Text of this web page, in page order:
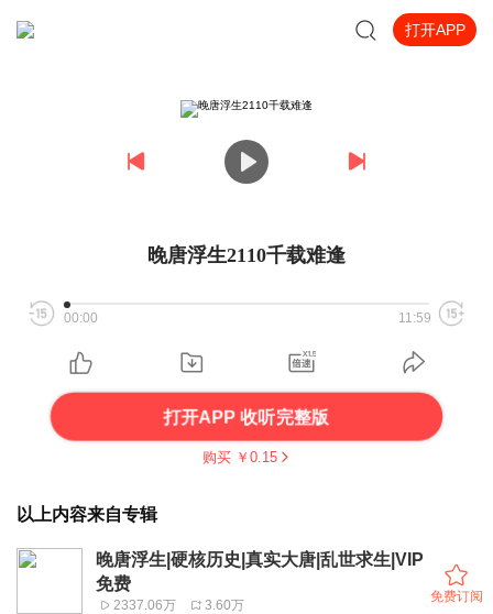
打开APP
晚唐浮生2110千载难逢
00:00 11:59
打开APP 收听完整版
购买 ￥ 0.15
以上内容来自专辑
晚唐浮生|硬核历史|真实大唐|乱世求生|VIP
免费
2337.06万 3.60万
免费订阅